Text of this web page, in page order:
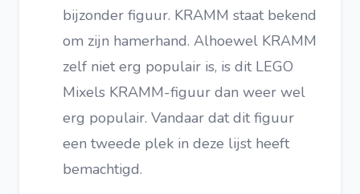
bijzonder figuur. KRAMM staat bekend
om zijn hamerhand. Alhoewel KRAMM
zelf niet erg populair is, is dit LEGO
Mixels KRAMM-figuur dan weer wel
erg populair. Vandaar dat dit figuur
een tweede plek in deze lijst heeft
bemachtigd.